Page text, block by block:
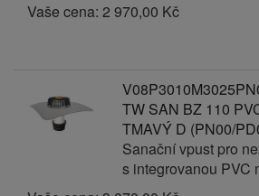
Vaše cena: 2 970,00 Kč
TW SAN BZ 110
TMAVÝ D (PN00/
Sanační vpust pro
s integrovanou PVC